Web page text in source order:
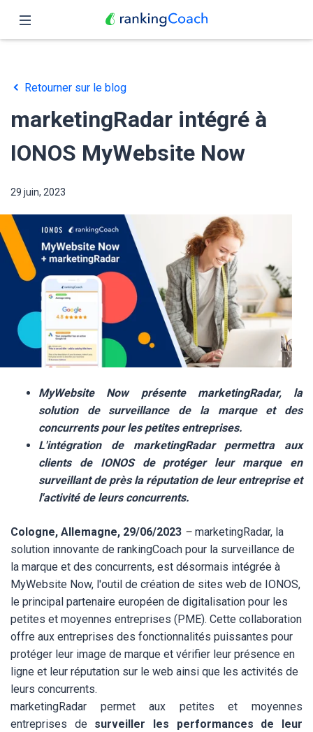
Fonctionnalités
Tarifs
Partenaires
Blog
Français
Retourner sur le blog
marketingRadar intégré à
IONOS MyWebsite Now
29 juin, 2023
MyWebsite Now présente marketingRadar, la
solution de surveillance de la marque et des
concurrents pour les petites entreprises.
L'intégration de marketingRadar permettra aux
clients de IONOS de protéger leur marque en
surveillant de près la réputation de leur entreprise et
l'activité de leurs concurrents.
Cologne, Allemagne, 29/06/2023 – marketingRadar, la
solution innovante de rankingCoach pour la surveillance de
la marque et des concurrents, est désormais intégrée à
MyWebsite Now, l'outil de création de sites web de IONOS,
le principal partenaire européen de digitalisation pour les
petites et moyennes entreprises (PME). Cette collaboration
offre aux entreprises des fonctionnalités puissantes pour
protéger leur image de marque et vérifier leur présence en
ligne et leur réputation sur le web ainsi que les activités de
leurs concurrents.
marketingRadar permet aux petites et moyennes
entreprises de surveiller les performances de leur